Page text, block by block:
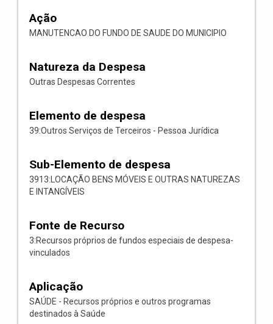
Ação
MANUTENCAO DO FUNDO DE SAUDE DO MUNICIPIO
Natureza da Despesa
Outras Despesas Correntes
Elemento de despesa
39:Outros Serviços de Terceiros - Pessoa Jurídica
Sub-Elemento de despesa
3913:LOCAÇÃO BENS MÓVEIS E OUTRAS NATUREZAS
E INTANGÍVEIS
Fonte de Recurso
3:Recursos próprios de fundos especiais de despesa-
vinculados
Aplicação
SAÚDE - Recursos próprios e outros programas
destinados à Saúde